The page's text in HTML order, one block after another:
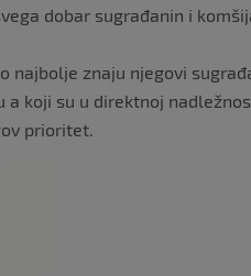
dobar sugrađanin i
najbolje znaju njegovi
koji su u direktnoj
prioritet.